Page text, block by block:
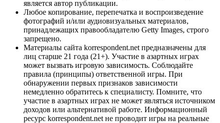
является автор публикации.
Любое копирование, перепечатка и воспроизведение
фотографий и/или аудиовизуальных материалов,
принадлежащих правообладателю Getty Images, строго
запрещено.
Материалы сайта korrespondent.net предназначены для
лиц старше 21 года (21+). Участие в азартных играх
может вызвать игровую зависимость. Соблюдайте
правила (принципы) ответственной игры. При
обнаружении первых признаков зависимости
немедленно обратитесь к специалисту. Помните, что
участие в азартных играх не может являться источником
доходов или альтернативой работе. Информационный
ресурс korrespondent.net не проводит игры на реальные